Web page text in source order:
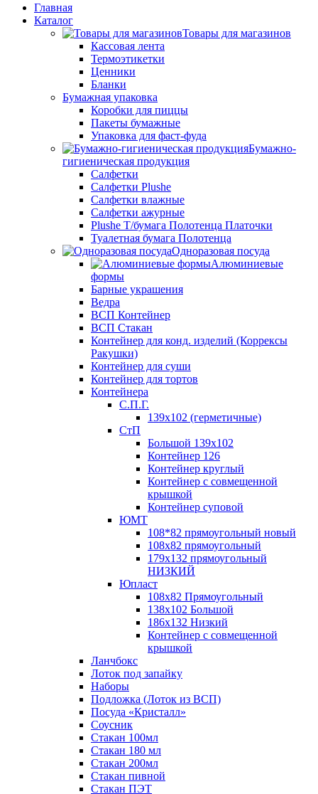
Главная
Каталог
Товары для магазинов
Кассовая лента
Термоэтикетки
Ценники
Бланки
Бумажная упаковка
Коробки для пиццы
Пакеты бумажные
Упаковка для фаст-фуда
Бумажно-
гигиеническая продукция
Салфетки
Салфетки Plushe
Салфетки влажные
Салфетки ажурные
Plushe Т/бумага Полотенца Платочки
Туалетная бумага Полотенца
Одноразовая посуда
Алюминиевые
формы
Барные украшения
Ведра
ВСП Контейнер
ВСП Стакан
Контейнер для конд. изделий (Коррексы
Ракушки)
Контейнер для суши
Контейнер для тортов
Контейнера
С.П.Г.
139х102 (герметичные)
СтП
Большой 139х102
Контейнер 126
Контейнер круглый
Контейнер с совмещенной
крышкой
Контейнер суповой
ЮМТ
108*82 прямоугольный новый
108х82 прямоугольный
179х132 прямоугольный
НИЗКИЙ
Юпласт
108х82 Прямоугольный
138х102 Большой
186х132 Низкий
Контейнер с совмещенной
крышкой
Ланчбокс
Лоток под запайку
Наборы
Подложка (Лоток из ВСП)
Посуда «Кристалл»
Соусник
Стакан 100мл
Стакан 180 мл
Стакан 200мл
Стакан пивной
Стакан ПЭТ